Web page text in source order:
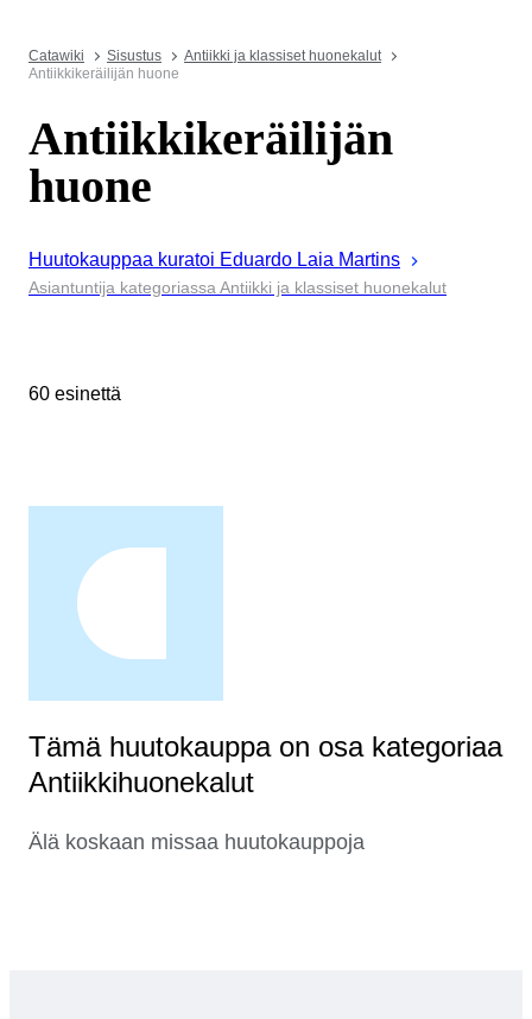
Catawiki Sisustus
Antiikki ja klassiset huonekalut
Antiikkikeräilijän huone
Antiikkikeräilijän
huone
Huutokauppaa kuratoi Eduardo Laia Martins
Asiantuntija kategoriassa Antiikki ja klassiset huonekalut
60 esinettä
Tämä huutokauppa on osa kategoriaa
Antiikkihuonekalut
Älä koskaan missaa huutokauppoja